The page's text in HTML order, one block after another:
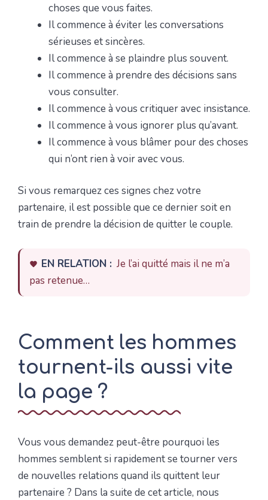
choses que vous faites.
Il commence à éviter les conversations
sérieuses et sincères.
Il commence à se plaindre plus souvent.
Il commence à prendre des décisions sans
vous consulter.
Il commence à vous critiquer avec insistance.
Il commence à vous ignorer plus qu’avant.
Il commence à vous blâmer pour des choses
qui n’ont rien à voir avec vous.
Si vous remarquez ces signes chez votre
partenaire, il est possible que ce dernier soit en
train de prendre la décision de quitter le couple.
EN RELATION : Je l’ai quitté mais il ne m’a
pas retenue…
Comment les hommes
tournent-ils aussi vite
la page ?
Vous vous demandez peut-être pourquoi les
hommes semblent si rapidement se tourner vers
de nouvelles relations quand ils quittent leur
partenaire ? Dans la suite de cet article, nous